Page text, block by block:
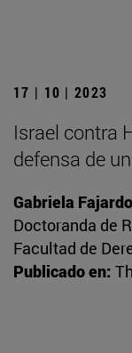
17 | 10 | 2023
Israel contra
defensa de
Gabriela Fajardo
Doctoranda de
Facultad de
Publicado en: